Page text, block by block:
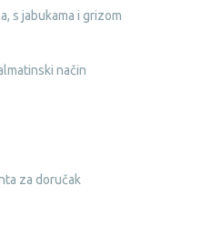
s jabukama i grizom
način
za doručak